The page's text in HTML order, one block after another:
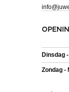
Dinsdag
Zondag -